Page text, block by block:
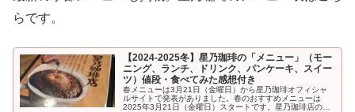
らです。
【2024-2025冬】星乃珈琲の「メニュー」（モー
ニング、ランチ、ドリンク、パンケーキ、スイー
ツ）値段・食べてみた感想付き
春メニューは3月21日（金曜日）から星乃珈琲オフィシャ
ルサイトで発表がありました。春のおすすめメニューは
2025年3月21日（金曜日）スタートです。星乃珈琲店の